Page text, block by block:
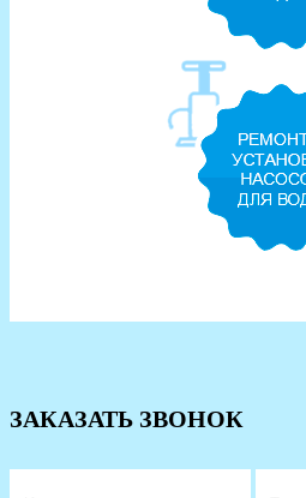
ЗАКАЗАТЬ ЗВОНОК